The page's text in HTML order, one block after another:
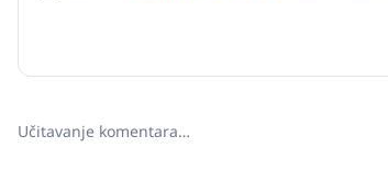
Učitavanje komentara…